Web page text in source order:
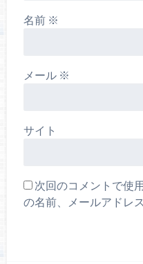
名前 ※
メール ※
サイト
次回のコメントで使
の名前、メールアドレ